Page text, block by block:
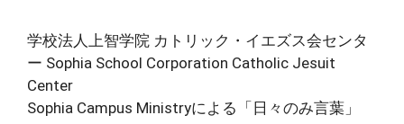
学校法人上智学院 カトリック・イエズス会センタ
ー Sophia School Corporation Catholic Jesuit
Center
Sophia Campus Ministryによる「日々のみ言葉」